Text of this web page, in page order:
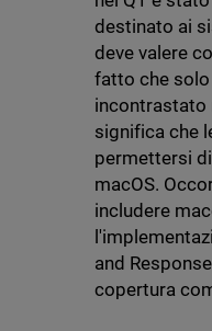
destinato ai
deve valere
fatto che
incontrastato
significa che
permettersi
macOS.
includere
and
copertura